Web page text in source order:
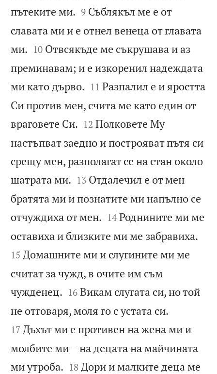
пътеките ми. 

9 Съблякъл ме е от
славата ми и е отнел венеца от главата
ми. 

10 Отвсякъде ме съкрушава и аз
преминавам; и е изкоренил надеждата
ми като дърво. 

11 Разпалил е и яростта
Си против мен, счита ме като един от
враговете Си. 

12 Полковете Му
настъпват заедно и построяват пътя си
срещу мен, разполагат се на стан около
шатрата ми. 

13 Отдалечил е от мен
братята ми и познатите ми напълно се
отчуждиха от мен. 

14 Роднините ми ме
оставиха и близките ми ме забравиха.
15 Домашните ми и слугините ми ме
считат за чужд, в очите им съм
чужденец. 

16 Викам слугата си, но той
не отговаря, моля го с устата си.
17 Дъхът ми е противен на жена ми и
молбите ми – на децата на майчината
ми утроба. 

18 Дори и малките деца ме